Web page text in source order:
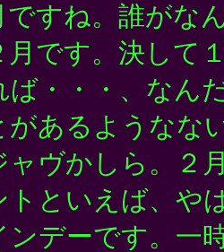
ですね。誰がな
月です。決して
ば・・・、なん
があるようなな
ャヴかしら。２
トといえば、や
ンデーです。一